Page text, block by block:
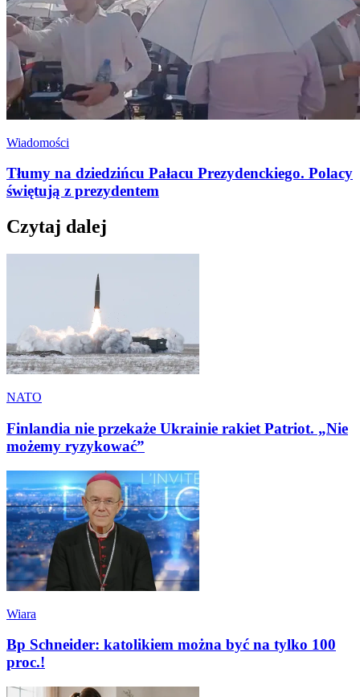
Wiadomości
Tłumy na dziedzińcu Pałacu Prezydenckiego. Polacy
świętują z prezydentem
Czytaj dalej
NATO
Finlandia nie przekaże Ukrainie rakiet Patriot. „Nie
możemy ryzykować”
Wiara
Bp Schneider: katolikiem można być na tylko 100
proc.!